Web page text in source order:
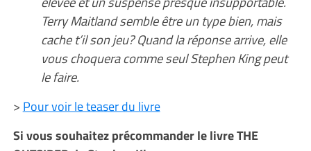
Terry Maitland semble être un type bien, mais
cache t’il son jeu? Quand la réponse arrive, elle
vous choquera comme seul Stephen King peut
le faire.
> Pour voir le teaser du livre
Si vous souhaitez précommander le livre THE